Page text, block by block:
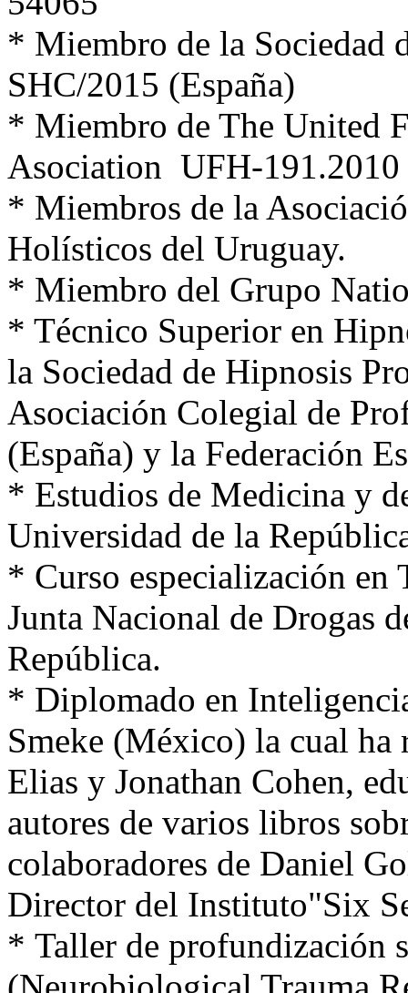
* Miembro de la Sociedad
SHC/2015 (España)
* Miembro de The United
Asociation UFH-191.2010
* Miembros de la
Holísticos del Uruguay.
* Miembro del Grupo
* Técnico Superior en
la Sociedad de Hipnosis
Asociación Colegial de
(España) y la Federación
* Estudios de Medicina y
Universidad de la
* Curso especialización en
Junta Nacional de Drogas
República.
* Diplomado en
Smeke (México) la cual ha
Elias y Jonathan Cohen,
autores de varios libros
colaboradores de Daniel
Director del Instituto"Six
* Taller de profundización